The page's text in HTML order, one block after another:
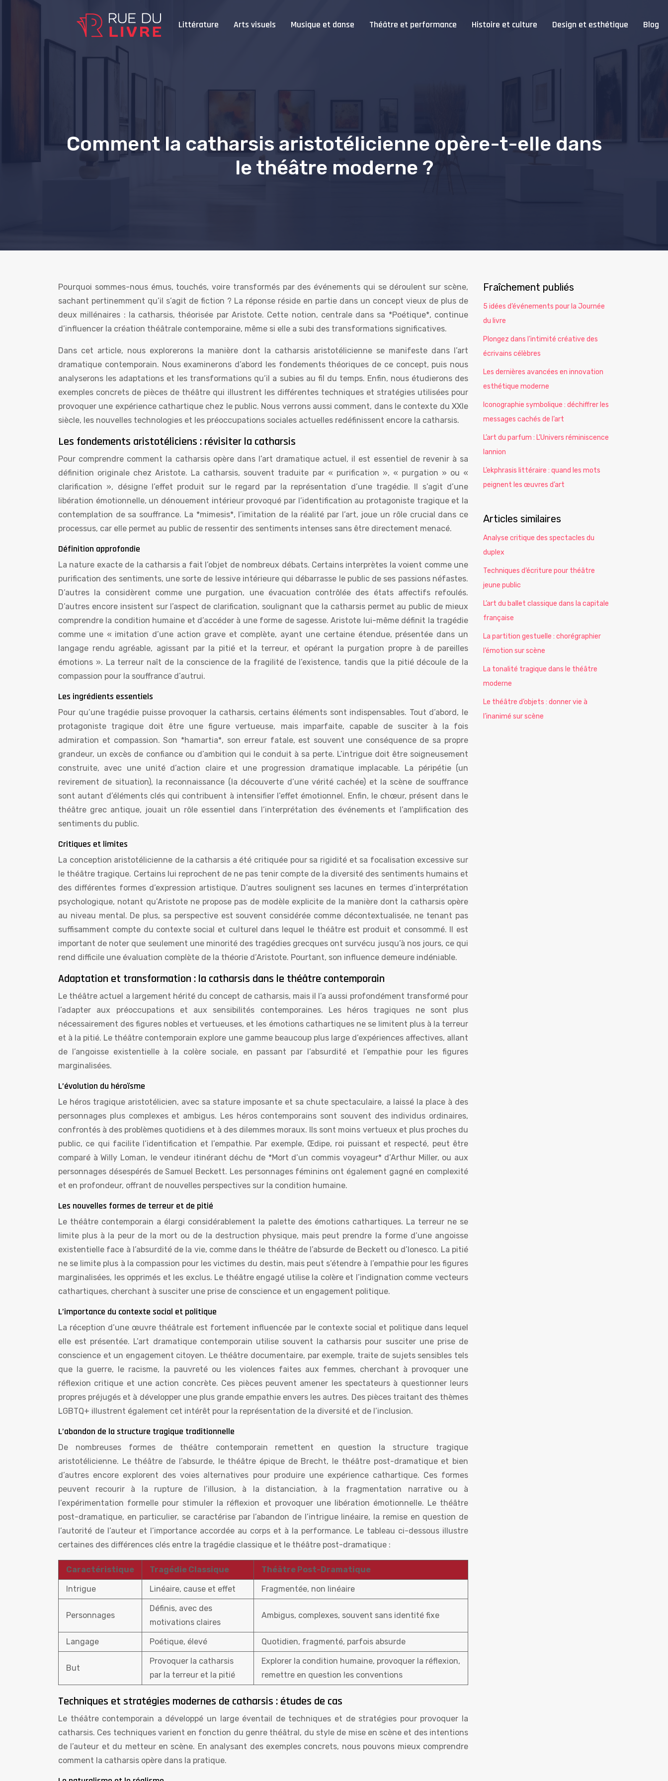
Littérature Arts visuels Musique et danse Théâtre et performance Histoire et culture Design et esthétique Blog
Comment la catharsis aristotélicienne opère-t-elle dans
le théâtre moderne ?
Pourquoi sommes-nous émus, touchés, voire transformés par des événements qui se déroulent sur scène,
sachant pertinemment qu’il s’agit de fiction ? La réponse réside en partie dans un concept vieux de plus de
deux millénaires : la catharsis, théorisée par Aristote. Cette notion, centrale dans sa *Poétique*, continue
d’influencer la création théâtrale contemporaine, même si elle a subi des transformations significatives.
Dans cet article, nous explorerons la manière dont la catharsis aristotélicienne se manifeste dans l’art
dramatique contemporain. Nous examinerons d’abord les fondements théoriques de ce concept, puis nous
analyserons les adaptations et les transformations qu’il a subies au fil du temps. Enfin, nous étudierons des
exemples concrets de pièces de théâtre qui illustrent les différentes techniques et stratégies utilisées pour
provoquer une expérience cathartique chez le public. Nous verrons aussi comment, dans le contexte du XXIe
siècle, les nouvelles technologies et les préoccupations sociales actuelles redéfinissent encore la catharsis.
Les fondements aristotéliciens : révisiter la catharsis
Pour comprendre comment la catharsis opère dans l’art dramatique actuel, il est essentiel de revenir à sa
définition originale chez Aristote. La catharsis, souvent traduite par « purification », « purgation » ou «
clarification », désigne l’effet produit sur le regard par la représentation d’une tragédie. Il s’agit d’une
libération émotionnelle, un dénouement intérieur provoqué par l’identification au protagoniste tragique et la
contemplation de sa souffrance. La *mimesis*, l’imitation de la réalité par l’art, joue un rôle crucial dans ce
processus, car elle permet au public de ressentir des sentiments intenses sans être directement menacé.
Définition approfondie
La nature exacte de la catharsis a fait l’objet de nombreux débats. Certains interprètes la voient comme une
purification des sentiments, une sorte de lessive intérieure qui débarrasse le public de ses passions néfastes.
D’autres la considèrent comme une purgation, une évacuation contrôlée des états affectifs refoulés.
D’autres encore insistent sur l’aspect de clarification, soulignant que la catharsis permet au public de mieux
comprendre la condition humaine et d’accéder à une forme de sagesse. Aristote lui-même définit la tragédie
comme une « imitation d’une action grave et complète, ayant une certaine étendue, présentée dans un
langage rendu agréable, agissant par la pitié et la terreur, et opérant la purgation propre à de pareilles
émotions ». La terreur naît de la conscience de la fragilité de l’existence, tandis que la pitié découle de la
compassion pour la souffrance d’autrui.
Les ingrédients essentiels
Pour qu’une tragédie puisse provoquer la catharsis, certains éléments sont indispensables. Tout d’abord, le
protagoniste tragique doit être une figure vertueuse, mais imparfaite, capable de susciter à la fois
admiration et compassion. Son *hamartia*, son erreur fatale, est souvent une conséquence de sa propre
grandeur, un excès de confiance ou d’ambition qui le conduit à sa perte. L’intrigue doit être soigneusement
construite, avec une unité d’action claire et une progression dramatique implacable. La péripétie (un
revirement de situation), la reconnaissance (la découverte d’une vérité cachée) et la scène de souffrance
sont autant d’éléments clés qui contribuent à intensifier l’effet émotionnel. Enfin, le chœur, présent dans le
théâtre grec antique, jouait un rôle essentiel dans l’interprétation des événements et l’amplification des
sentiments du public.
Critiques et limites
La conception aristotélicienne de la catharsis a été critiquée pour sa rigidité et sa focalisation excessive sur
le théâtre tragique. Certains lui reprochent de ne pas tenir compte de la diversité des sentiments humains et
des différentes formes d’expression artistique. D’autres soulignent ses lacunes en termes d’interprétation
psychologique, notant qu’Aristote ne propose pas de modèle explicite de la manière dont la catharsis opère
au niveau mental. De plus, sa perspective est souvent considérée comme décontextualisée, ne tenant pas
suffisamment compte du contexte social et culturel dans lequel le théâtre est produit et consommé. Il est
important de noter que seulement une minorité des tragédies grecques ont survécu jusqu’à nos jours, ce qui
rend difficile une évaluation complète de la théorie d’Aristote. Pourtant, son influence demeure indéniable.
Adaptation et transformation : la catharsis dans le théâtre contemporain
Le théâtre actuel a largement hérité du concept de catharsis, mais il l’a aussi profondément transformé pour
l’adapter aux préoccupations et aux sensibilités contemporaines. Les héros tragiques ne sont plus
nécessairement des figures nobles et vertueuses, et les émotions cathartiques ne se limitent plus à la terreur
et à la pitié. Le théâtre contemporain explore une gamme beaucoup plus large d’expériences affectives, allant
de l’angoisse existentielle à la colère sociale, en passant par l’absurdité et l’empathie pour les figures
marginalisées.
L’évolution du héroïsme
Le héros tragique aristotélicien, avec sa stature imposante et sa chute spectaculaire, a laissé la place à des
personnages plus complexes et ambigus. Les héros contemporains sont souvent des individus ordinaires,
confrontés à des problèmes quotidiens et à des dilemmes moraux. Ils sont moins vertueux et plus proches du
public, ce qui facilite l’identification et l’empathie. Par exemple, Œdipe, roi puissant et respecté, peut être
comparé à Willy Loman, le vendeur itinérant déchu de *Mort d’un commis voyageur* d’Arthur Miller, ou aux
personnages désespérés de Samuel Beckett. Les personnages féminins ont également gagné en complexité
et en profondeur, offrant de nouvelles perspectives sur la condition humaine.
Les nouvelles formes de terreur et de pitié
Le théâtre contemporain a élargi considérablement la palette des émotions cathartiques. La terreur ne se
limite plus à la peur de la mort ou de la destruction physique, mais peut prendre la forme d’une angoisse
existentielle face à l’absurdité de la vie, comme dans le théâtre de l’absurde de Beckett ou d’Ionesco. La pitié
ne se limite plus à la compassion pour les victimes du destin, mais peut s’étendre à l’empathie pour les figures
marginalisées, les opprimés et les exclus. Le théâtre engagé utilise la colère et l’indignation comme vecteurs
cathartiques, cherchant à susciter une prise de conscience et un engagement politique.
L’importance du contexte social et politique
La réception d’une œuvre théâtrale est fortement influencée par le contexte social et politique dans lequel
elle est présentée. L’art dramatique contemporain utilise souvent la catharsis pour susciter une prise de
conscience et un engagement citoyen. Le théâtre documentaire, par exemple, traite de sujets sensibles tels
que la guerre, le racisme, la pauvreté ou les violences faites aux femmes, cherchant à provoquer une
réflexion critique et une action concrète. Ces pièces peuvent amener les spectateurs à questionner leurs
propres préjugés et à développer une plus grande empathie envers les autres. Des pièces traitant des thèmes
LGBTQ+ illustrent également cet intérêt pour la représentation de la diversité et de l’inclusion.
L’abandon de la structure tragique traditionnelle
De nombreuses formes de théâtre contemporain remettent en question la structure tragique
aristotélicienne. Le théâtre de l’absurde, le théâtre épique de Brecht, le théâtre post-dramatique et bien
d’autres encore explorent des voies alternatives pour produire une expérience cathartique. Ces formes
peuvent recourir à la rupture de l’illusion, à la distanciation, à la fragmentation narrative ou à
l’expérimentation formelle pour stimuler la réflexion et provoquer une libération émotionnelle. Le théâtre
post-dramatique, en particulier, se caractérise par l’abandon de l’intrigue linéaire, la remise en question de
l’autorité de l’auteur et l’importance accordée au corps et à la performance. Le tableau ci-dessous illustre
certaines des différences clés entre la tragédie classique et le théâtre post-dramatique :
Caractéristique Tragédie Classique Théâtre Post-Dramatique
Intrigue Linéaire, cause et effet Fragmentée, non linéaire
Personnages
Définis, avec des
motivations claires
Ambigus, complexes, souvent sans identité fixe
Langage Poétique, élevé Quotidien, fragmenté, parfois absurde
But
Provoquer la catharsis
par la terreur et la pitié
Explorer la condition humaine, provoquer la réflexion,
remettre en question les conventions
Techniques et stratégies modernes de catharsis : études de cas
Le théâtre contemporain a développé un large éventail de techniques et de stratégies pour provoquer la
catharsis. Ces techniques varient en fonction du genre théâtral, du style de mise en scène et des intentions
de l’auteur et du metteur en scène. En analysant des exemples concrets, nous pouvons mieux comprendre
comment la catharsis opère dans la pratique.
Fraîchement publiés
5 idées d’événements pour la Journée
du livre
Plongez dans l’intimité créative des
écrivains célèbres
Les dernières avancées en innovation
esthétique moderne
Iconographie symbolique : déchiffrer les
messages cachés de l’art
L’art du parfum : L’Univers réminiscence
lannion
L’ekphrasis littéraire : quand les mots
peignent les œuvres d’art
Articles similaires
Analyse critique des spectacles du
duplex
Techniques d’écriture pour théâtre
jeune public
L’art du ballet classique dans la capitale
française
La partition gestuelle : chorégraphier
l’émotion sur scène
La tonalité tragique dans le théâtre
moderne
Le théâtre d’objets : donner vie à
l’inanimé sur scène